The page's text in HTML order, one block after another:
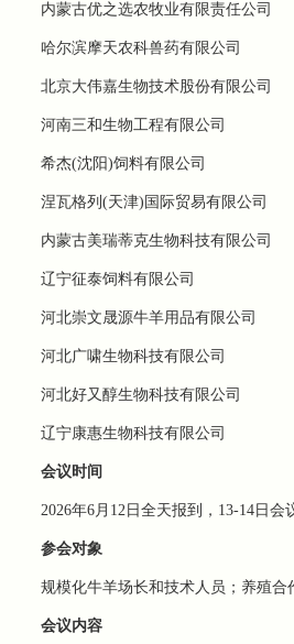
内蒙古优之选农牧业有限责任公司
哈尔滨摩天农科兽药有限公司
北京大伟嘉生物技术股份有限公司
河南三和生物工程有限公司
希杰(沈阳)饲料有限公司
涅瓦格列(天津)国际贸易有限公司
内蒙古美瑞蒂克生物科技有限公司
辽宁征泰饲料有限公司
河北崇文晟源牛羊用品有限公司
河北广啸生物科技有限公司
河北好又醇生物科技有限公司
辽宁康惠生物科技有限公司
会议时间
2026年6月12日全天报到，13-14日会
参会对象
规模化牛羊场长和技术人员；养殖
会议内容